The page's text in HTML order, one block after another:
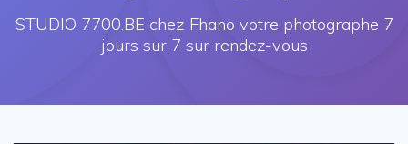
STUDIO 7700.BE chez Fhano votre photographe 7
jours sur 7 sur rendez-vous